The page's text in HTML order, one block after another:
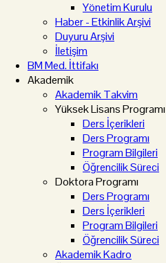
Yönetim Kurulu
Haber - Etkinlik Arşivi
Duyuru Arşivi
İletişim
BM Med. İttifakı
Akademik
Akademik Takvim
Yüksek Lisans Programı
Ders İçerikleri
Ders Programı
Program Bilgileri
Öğrencilik Süreci
Doktora Programı
Ders Programı
Ders İçerikleri
Program Bilgileri
Öğrencilik Süreci
Akademik Kadro